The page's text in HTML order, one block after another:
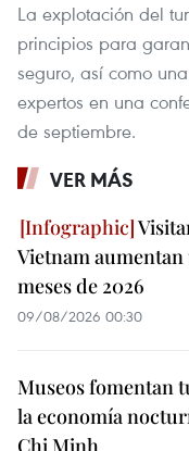
La explotación del
principios para
seguro, así como
expertos en una
de septiembre.
VER MÁS
Vietnam aumentan
meses de 2026
09/08/2026 00:30
Museos fomentan
la economía
Chi Minh